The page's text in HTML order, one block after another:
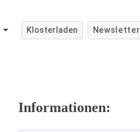
Klosterladen Newsletter
Informationen: